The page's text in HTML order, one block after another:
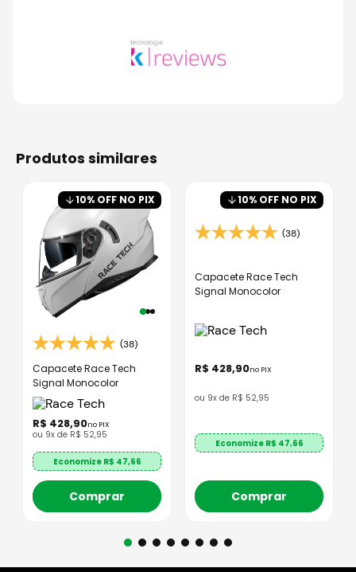
produtos similares
10% OFF NO PIX
(38)
Capacete Race Tech
Signal Monocolor
R$ 428,90no PIX
ou 9x de R$ 52,95
Economize R$ 47,66
Comprar
10% OFF NO PIX
(38)
Capacete Race Tech
Signal Monocolor
R$ 428,90no PIX
ou 9x de R$ 52,95
Economize R$ 47,66
Comprar